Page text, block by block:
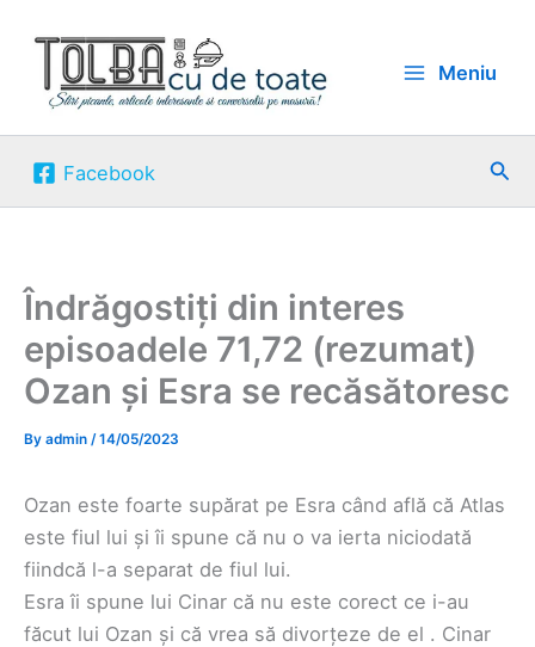
content
Meniu
Facebook
Îndrăgostiți din interes
episoadele 71,72 (rezumat)
Ozan și Esra se recăsătoresc
By admin /14/05/2023
Ozan este foarte supărat pe Esra când află că Atlas
este fiul lui și îi spune că nu o va ierta niciodată
fiindcă l-a separat de fiul lui.
Esra îi spune lui Cinar că nu este corect ce i-au
făcut lui Ozan și că vrea să divorțeze de el . Cinar